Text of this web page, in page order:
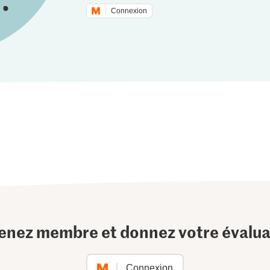
Connexion
membre et donnez votre
Connexion